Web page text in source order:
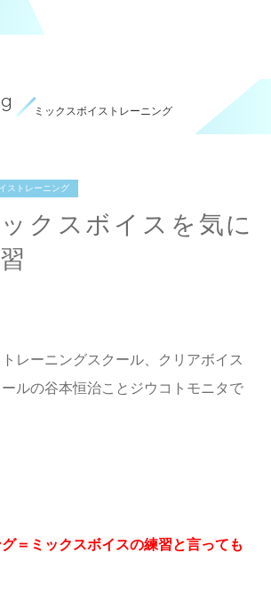
ミックスボイストレーニング
ストレーニング
クスボイスを気に
レーニングスクール、クリアボイス
ルの谷本恒治ことジウコトモニタで
＝ミックスボイスの練習と言っても